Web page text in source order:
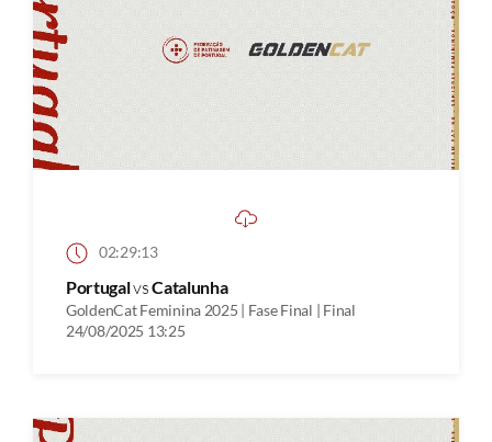
02:29:13
PortugalvsCatalunha
GoldenCat Feminina 2025 | Fase Final | Final
24/08/2025 13:25